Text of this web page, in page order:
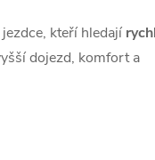
kteří hledají
dojezd, komfort a